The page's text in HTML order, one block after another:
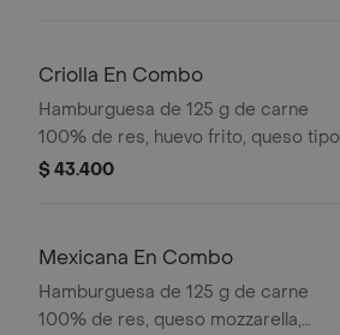
Criolla En Combo
Hamburguesa de 125 g de carne
100% de res, huevo frito, queso tipo
mozzarella, cebolla grillé, tomate en
pet
$ 43.400
Mexicana En Combo
Hamburguesa de 125 g de carne
100% de res, queso mozzarella,